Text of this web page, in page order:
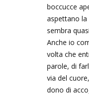
boccucce
aspettano la
sembra
Anche io
volta che
parole, di
via del
dono di